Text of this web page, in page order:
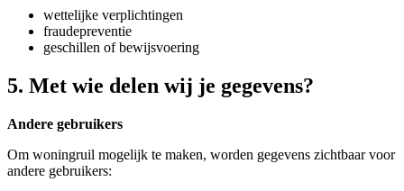
wettelijke verplichtingen
fraudepreventie
geschillen of bewijsvoering
5. Met wie delen wij je gegevens?
Andere gebruikers
Om woningruil mogelijk te maken, worden gegevens zichtbaar voor
andere gebruikers: